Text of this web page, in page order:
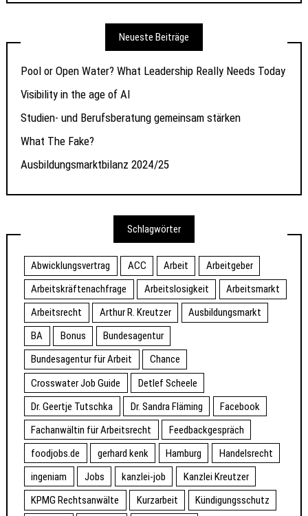
Neueste Beiträge
Pool or Open Water? What Leadership Really Needs Today
Visibility in the age of AI
Studien- und Berufsberatung gemeinsam stärken
What The Fake?
Ausbildungsmarktbilanz 2024/25
Schlagwörter
Abwicklungsvertrag ACC Arbeit
Arbeitgeber
Arbeitskräftenachfrage
Arbeitslosigkeit
Arbeitsmarkt
Arbeitsrecht
Arthur R. Kreutzer
Ausbildungsmarkt
BA
Bonus
Bundesagentur
Bundesagentur für Arbeit
Chance
Crosswater Job Guide
Detlef Scheele
Dr. Geertje Tutschka
Dr. Sandra Fläming
Facebook
Fachanwältin für Arbeitsrecht
Feedbackgespräch
foodjobs.de
gerhard kenk Hamburg
Handelsrecht
ingeniam
Jobs kanzlei-job
Kanzlei Kreutzer
KPMG Rechtsanwälte
Kurzarbeit
Kündigungsschutz